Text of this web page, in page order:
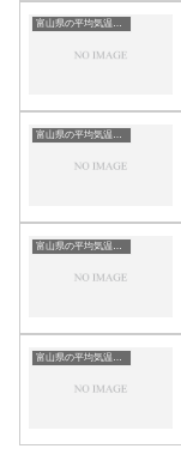
富山県の平均気温まとめ
富山県の平均気温まとめ
富山県の平均気温まとめ
富山県の平均気温まとめ